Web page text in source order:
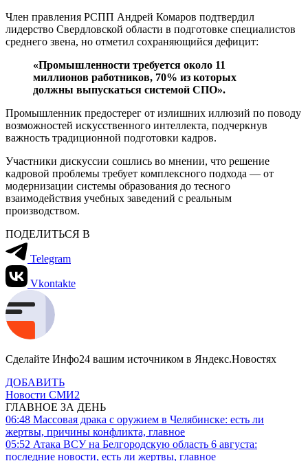
Член правления РСПП Андрей Комаров подтвердил
лидерство Свердловской области в подготовке специалистов
среднего звена, но отметил сохраняющийся дефицит:
«Промышленности требуется около 11
миллионов работников, 70% из которых
должны выпускаться системой СПО».
Промышленник предостерег от излишних иллюзий по поводу
возможностей искусственного интеллекта, подчеркнув
важность традиционной подготовки кадров.
Участники дискуссии сошлись во мнении, что решение
кадровой проблемы требует комплексного подхода — от
модернизации системы образования до тесного
взаимодействия учебных заведений с реальным
производством.
ПОДЕЛИТЬСЯ В
Telegram
Vkontakte
Сделайте Инфо24 вашим источником в Яндекс.Новостях
ДОБАВИТЬ
Новости СМИ2
ГЛАВНОЕ ЗА ДЕНЬ
06:48 Массовая драка с оружием в Челябинске: есть ли
жертвы, причины конфликта, главное
05:52 Атака ВСУ на Белгородскую область 6 августа:
последние новости, есть ли жертвы, главное